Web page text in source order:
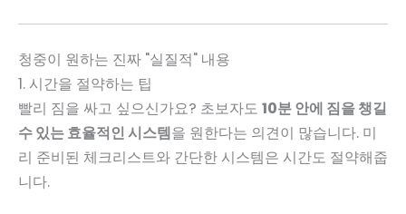
청중이 원하는 진짜 "실질적" 내용
1. 시간을 절약하는 팁
빨리 짐을 싸고 싶으신가요? 초보자도 10분 안에 짐을 챙길
수 있는 효율적인 시스템을 원한다는 의견이 많습니다. 미
리 준비된 체크리스트와 간단한 시스템은 시간도 절약해줍
니다.